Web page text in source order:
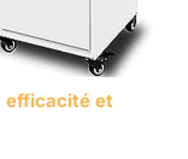
efficacité et